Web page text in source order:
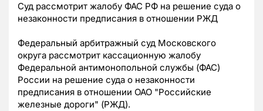
Суд рассмотрит жалобу ФАС РФ на решение суда о
незаконности предписания в отношении РЖД
Федеральный арбитражный суд Московского
округа рассмотрит кассационную жалобу
Федеральной антимонопольной службы (ФАС)
России на решение суда о незаконности
предписания в отношении ОАО "Российские
железные дороги" (РЖД).